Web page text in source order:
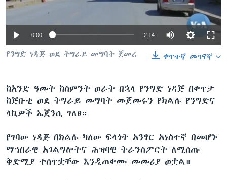
ቋንቋዎች
0:00 2:14
ቀጥተኛ መገናኛ
የንግድ ነዳጅ ወደ ትግራይ መግባት ጀመረ
ከአንድ ዓመት ከስምንት ወራት በኋላ የንግድ ነዳጅ በቀጥታ
ከጅቡቲ ወደ ትግራይ መግባት መጀመሩን የክልሉ የንግድና
ላኪዎች ኤጀንሲ ገለፀ።
የገባው ነዳጅ በክልሉ ካለው ፍላጎት አንፃር አነስተኛ በመሆኑ
ማኅበራዊ አገልግሎትና ሕዝባዊ ትራንስፖርት ለሚሰጡ
ቅድሚያ ተሰጥቷቸው እንዲጠቀሙ መመሪያ ወቷል።